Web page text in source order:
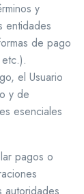
y
entidades
de pago
el Usuario
y de
esenciales
pagos o